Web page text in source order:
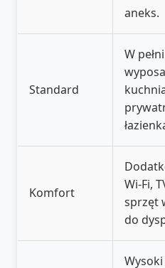
aneks.
Standard
W pełni
Komfort
Wi-Fi,
sprzęt
do
Wysoki